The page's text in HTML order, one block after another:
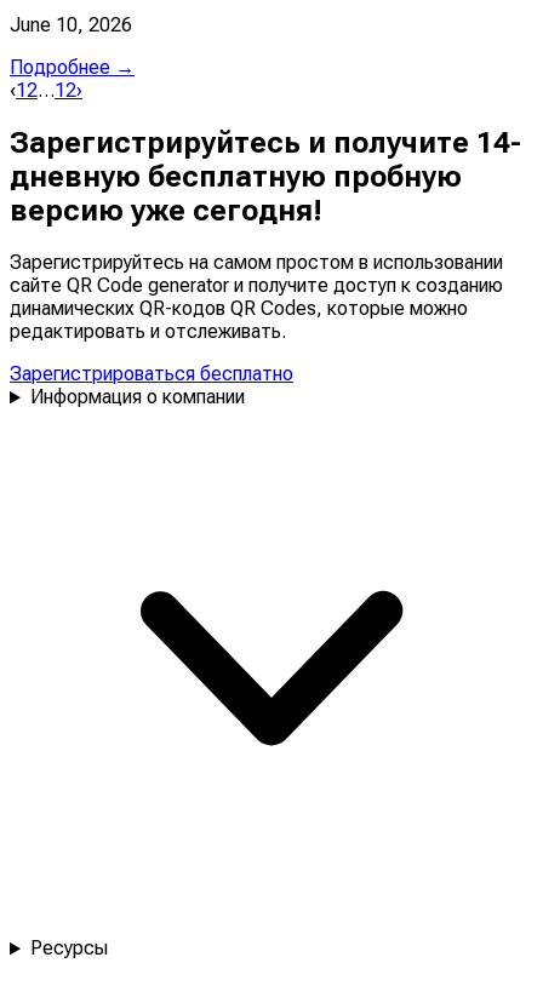
June 10, 2026
Подробнее →
‹12…12›
Зарегистрируйтесь и получите 14-
дневную бесплатную пробную
версию уже сегодня!
Зарегистрируйтесь на самом простом в использовании
сайте QR Code generator и получите доступ к созданию
динамических QR-кодов QR Codes, которые можно
редактировать и отслеживать.
Зарегистрироваться бесплатно
Информация о компании
Ресурсы